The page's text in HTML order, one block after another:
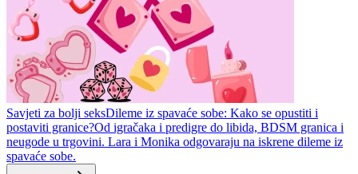
Savjeti za bolji seksDileme iz spavaće sobe: Kako se opustiti i
postaviti granice?Od igračaka i predigre do libida, BDSM granica i
neugode u trgovini. Lara i Monika odgovaraju na iskrene dileme iz
spavaće sobe.